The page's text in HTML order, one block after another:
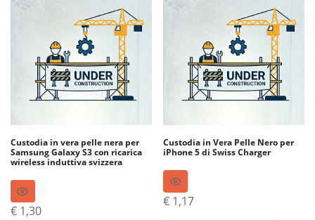
Custodia in vera pelle nera per
Samsung Galaxy S3 con ricarica
wireless induttiva svizzera
€ 1,30
Custodia in Vera Pelle Nero per
iPhone 5 di Swiss Charger
€ 1,17